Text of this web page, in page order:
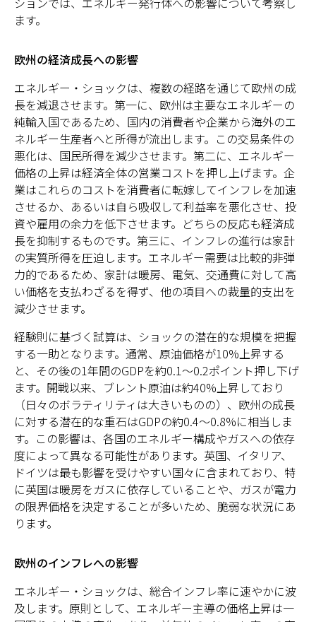
ます。
欧州の経済成長への影響
エネルギー・ショックは、複数の経路を通じて欧州の成
長を減退させます。第一に、欧州は主要なエネルギーの
純輸入国であるため、国内の消費者や企業から海外のエ
ネルギー生産者へと所得が流出します。この交易条件の
悪化は、国民所得を減少させます。第二に、エネルギー
価格の上昇は経済全体の営業コストを押し上げます。企
業はこれらのコストを消費者に転嫁してインフレを加速
させるか、あるいは自ら吸収して利益率を悪化させ、投
資や雇用の余力を低下させます。どちらの反応も経済成
長を抑制するものです。第三に、インフレの進行は家計
の実質所得を圧迫します。エネルギー需要は比較的非弾
力的であるため、家計は暖房、電気、交通費に対して高
い価格を支払わざるを得ず、他の項目への裁量的支出を
減少させます。
経験則に基づく試算は、ショックの潜在的な規模を把握
する一助となります。通常、原油価格が10%上昇する
と、その後の1年間のGDPを約0.1～0.2ポイント押し下げ
ます。開戦以来、ブレント原油は約40%上昇しており
（日々のボラティリティは大きいものの）、欧州の成長
に対する潜在的な重石はGDPの約0.4～0.8%に相当しま
す。この影響は、各国のエネルギー構成やガスへの依存
度によって異なる可能性があります。英国、イタリア、
ドイツは最も影響を受けやすい国々に含まれており、特
に英国は暖房をガスに依存していることや、ガスが電力
の限界価格を決定することが多いため、脆弱な状況にあ
ります。
欧州のインフレへの影響
エネルギー・ショックは、総合インフレ率に速やかに波
及します。原則として、エネルギー主導の価格上昇は一